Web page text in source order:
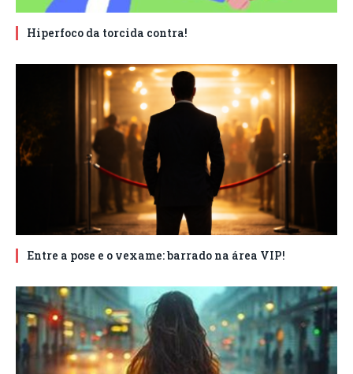
Hiperfoco da torcida contra!
Entre a pose e o vexame: barrado na área VIP!